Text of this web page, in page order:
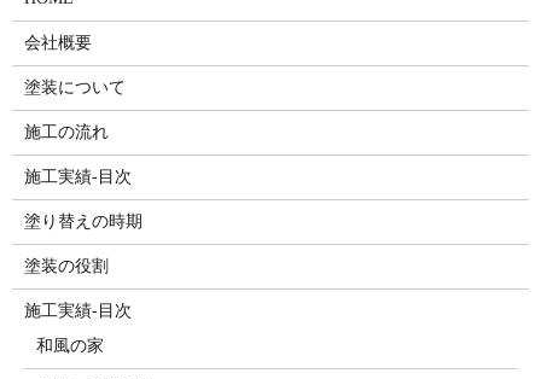
会社概要
塗装について
施工の流れ
施工実績-目次
塗り替えの時期
塗装の役割
施工実績-目次
和風の家